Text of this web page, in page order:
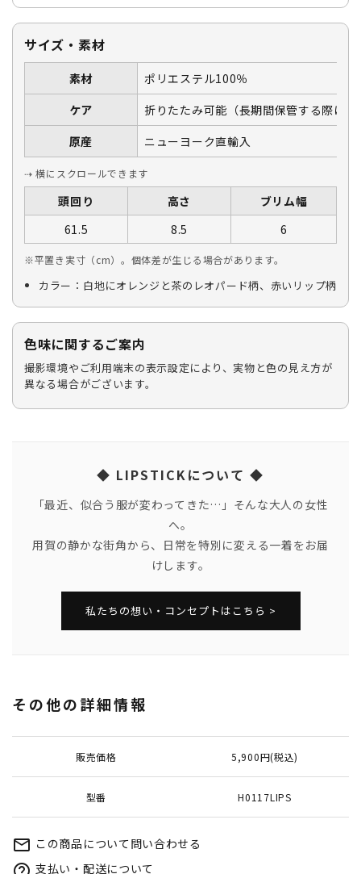
サイズ・素材
素材
ポリエステル100％
ケア
折りたたみ可能（長期間保管する際は
原産
ニューヨーク直輸入
⇢ 横にスクロールできます
頭回り 高さ
ブリム幅
61.5
8.5 6
※平置き実寸（cm）。個体差が生じる場合があります。
カラー：白地にオレンジと茶のレオパード柄、赤いリップ柄
色味に関するご案内
撮影環境やご利用端末の表示設定により、実物と色の見え方が
異なる場合がございます。
◆ LIPSTICKについて ◆
「最近、似合う服が変わってきた…」そんな大人の女性
へ。
用賀の静かな街角から、日常を特別に変える一着をお届
けします。
私たちの想い・コンセプトはこちら >
その他の詳細情報
販売価格 5,900円(税込)
型番 H0117LIPS
mail_outline この商品について問い合わせる
支払い・配送について